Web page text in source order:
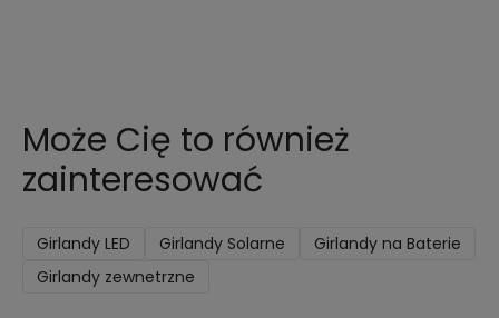
Może Cię to również
zainteresować
Girlandy LED Girlandy Solarne
Girlandy na Baterie
Girlandy zewnetrzne